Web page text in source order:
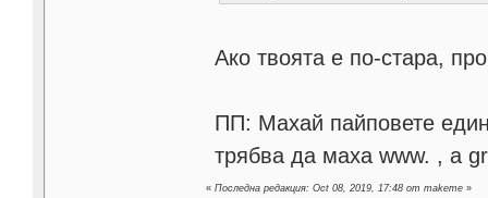
Ако твоята е по-стара,
ПП: Махай пайповете
трябва да маха www. , а
«Последна редакция: Oct 08, 2019, 17:48 от makeme »